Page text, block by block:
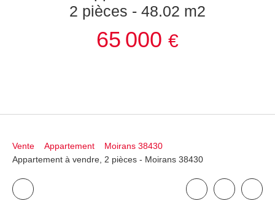
2 pièces - 48.02 m2
65 000 €
Vente Appartement
Moirans 38430
Appartement à vendre, 2 pièces - Moirans 38430